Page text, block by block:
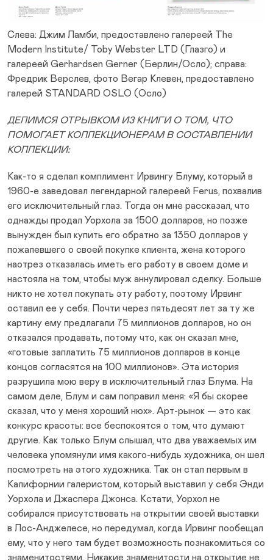
Слева: Джим Ламби, предоставлено галереей The
Modern Institute/ Toby Webster LTD (Глазго) и
галереей Gerhardsen Gerner (Берлин/Осло); справа:
Фредрик Верслев, фото Вегар Клевен, предоставлено
галерей STANDARD OSLO (Осло)
ДЕЛИМСЯ ОТРЫВКОМ ИЗ КНИГИ О ТОМ, ЧТО
ПОМОГАЕТ КОЛЛЕКЦИОНЕРАМ В СОСТАВЛЕНИИ
КОЛЛЕКЦИИ:
Как-то я сделал комплимент Ирвингу Блуму, который в
1960-е заведовал легендарной галереей Ferus, похвалив
его исключительный глаз. Тогда он мне рассказал, что
однажды продал Уорхола за 1500 долларов, но позже
вынужден был купить его обратно за 1350 долларов у
пожалевшего о своей покупке клиента, жена которого
наотрез отказалась иметь его работу в своем доме и
настояла на том, чтобы муж аннулировал сделку. Больше
никто не хотел покупать эту работу, поэтому Ирвинг
оставил ее у себя. Почти через пятьдесят лет за ту же
картину ему предлагали 75 миллионов долларов, но он
отказался продавать, потому что, как он сказал мне,
«готовые заплатить 75 миллионов долларов в конце
концов согласятся на 100 миллионов». Эта история
разрушила мою веру в исключительный глаз Блума. На
самом деле, Блум и сам поправил меня: «Я бы скорее
сказал, что у меня хороший нюх». Арт-рынок — это как
конкурс красоты: все беспокоятся о том, что думают
другие. Как только Блум слышал, что два уважаемых им
человека упомянули имя какого-нибудь художника, он шел
посмотреть на этого художника. Так он стал первым в
Калифорнии галеристом, который выставил у себя Энди
Уорхола и Джаспера Джонса. Кстати, Уорхол не
собирался присутствовать на открытии своей выставки
в Лос-Анджелесе, но передумал, когда Ирвинг пообещал
ему, что у него там будет возможность познакомиться со
знаменитостями. Никакие знаменитости на открытие не